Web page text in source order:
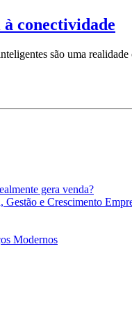
conectividade
são uma
gera venda?
e Crescimento
Modernos